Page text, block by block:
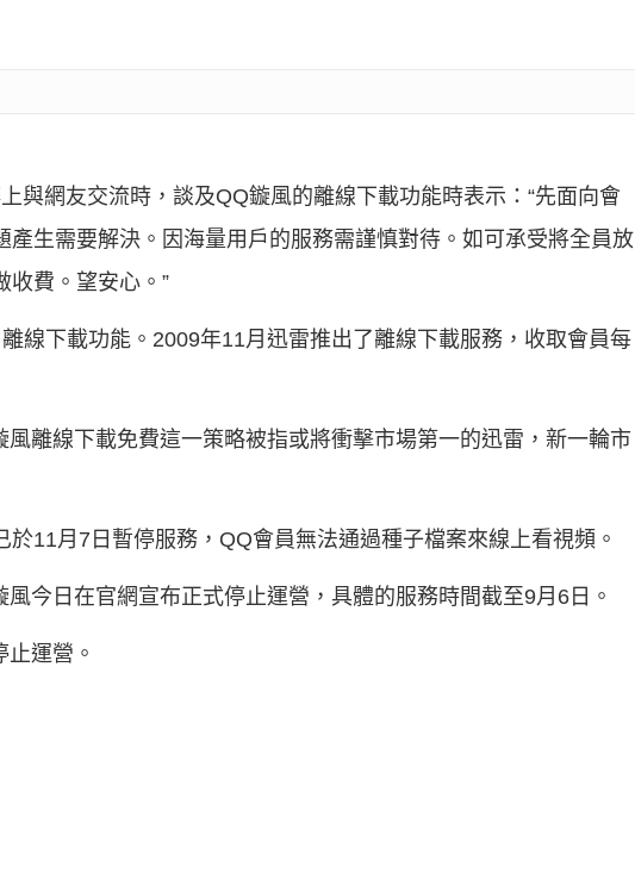
與網友交流時，談及QQ鏇風的離線下載功能時表示：“先面向會
生需要解決。因海量用戶的服務需謹慎對待。如可承受將全員放
收費。望安心。”
線下載功能。2009年11月迅雷推出了離線下載服務，收取會員每
離線下載免費這一策略被指或將衝擊市場第一的迅雷，新一輪市
11月7日暫停服務，QQ會員無法通過種子檔案來線上看視頻。
今日在官網宣布正式停止運營，具體的服務時間截至9月6日。
運營。